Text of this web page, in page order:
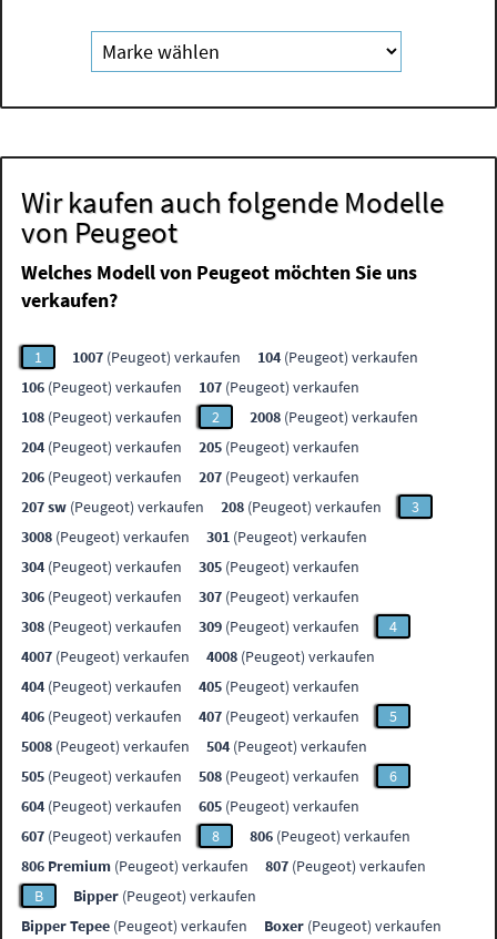
Wir kaufen auch folgende Modelle
von Peugeot
Welches Modell von Peugeot möchten Sie uns
verkaufen?
1 1007 (Peugeot) verkaufen 104 (Peugeot) verkaufen
106 (Peugeot) verkaufen 107 (Peugeot) verkaufen
108 (Peugeot) verkaufen 2 2008 (Peugeot) verkaufen
204 (Peugeot) verkaufen 205 (Peugeot) verkaufen
206 (Peugeot) verkaufen 207 (Peugeot) verkaufen
207 sw (Peugeot) verkaufen 208 (Peugeot) verkaufen
3
3008 (Peugeot) verkaufen 301 (Peugeot) verkaufen
304 (Peugeot) verkaufen 305 (Peugeot) verkaufen
306 (Peugeot) verkaufen 307 (Peugeot) verkaufen
308 (Peugeot) verkaufen 309 (Peugeot) verkaufen
4
4007 (Peugeot) verkaufen 4008 (Peugeot) verkaufen
404 (Peugeot) verkaufen 405 (Peugeot) verkaufen
406 (Peugeot) verkaufen 407 (Peugeot) verkaufen
5
5008 (Peugeot) verkaufen 504 (Peugeot) verkaufen
505 (Peugeot) verkaufen 508 (Peugeot) verkaufen
6
604 (Peugeot) verkaufen 605 (Peugeot) verkaufen
607 (Peugeot) verkaufen 8 806 (Peugeot) verkaufen
806 Premium (Peugeot) verkaufen 807 (Peugeot) verkaufen
B
Bipper (Peugeot) verkaufen
Bipper Tepee (Peugeot) verkaufen Boxer (Peugeot) verkaufen